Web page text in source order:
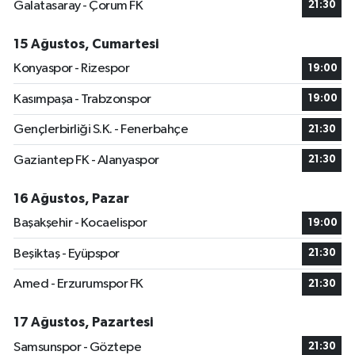
Galatasaray - Çorum FK
21:30
15 Ağustos, Cumartesi
Konyaspor - Rizespor
19:00
Kasımpaşa - Trabzonspor 19:00
Gençlerbirliği S.K. - Fenerbahçe 21:30
Gaziantep FK - Alanyaspor 21:30
16 Ağustos, Pazar
Başakşehir - Kocaelispor
19:00
Beşiktaş - Eyüpspor 21:30
Amed - Erzurumspor FK 21:30
17 Ağustos, Pazartesi
Samsunspor - Göztepe
21:30